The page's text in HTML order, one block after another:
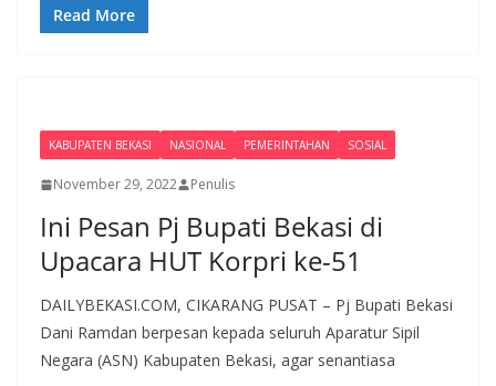
Read More
KABUPATEN BEKASI NASIONAL PEMERINTAHAN SOSIAL
November 29, 2022 Penulis
Ini Pesan Pj Bupati Bekasi di
Upacara HUT Korpri ke-51
DAILYBEKASI.COM, CIKARANG PUSAT – Pj Bupati Bekasi
Dani Ramdan berpesan kepada seluruh Aparatur Sipil
Negara (ASN) Kabupaten Bekasi, agar senantiasa